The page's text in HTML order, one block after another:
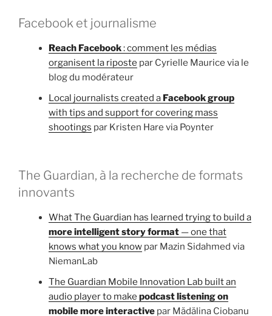
Facebook et journalisme
Reach Facebook: comment les médias
organisent la riposte par Cyrielle Maurice via le
blog du modérateur
Local journalists created a Facebook group
with tips and support for covering mass
shootings par Kristen Hare via Poynter
The Guardian, à la recherche de formats
innovants
What The Guardian has learned trying to build a
more intelligent story format — one that
knows what you know par Mazin Sidahmed via
NiemanLab
The Guardian Mobile Innovation Lab built an
audio player to make podcast listening on
mobile more interactive par Mădălina Ciobanu